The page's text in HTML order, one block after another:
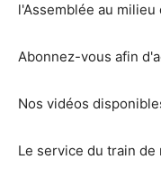
l'Assemblée au
Abonnez-vous afin
Nos vidéos
Le service du train